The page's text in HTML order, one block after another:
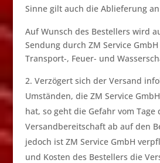
Sinne gilt auch die Ablieferung
Auf Wunsch des Bestellers wird
Sendung durch ZM Service
Transport-, Feuer- und
Verzögert sich der Versand
Umständen, die ZM Service
hat, so geht die Gefahr vom Tage
Versandbereitschaft ab auf den
jedoch ist ZM Service GmbH
und Kosten des Bestellers die